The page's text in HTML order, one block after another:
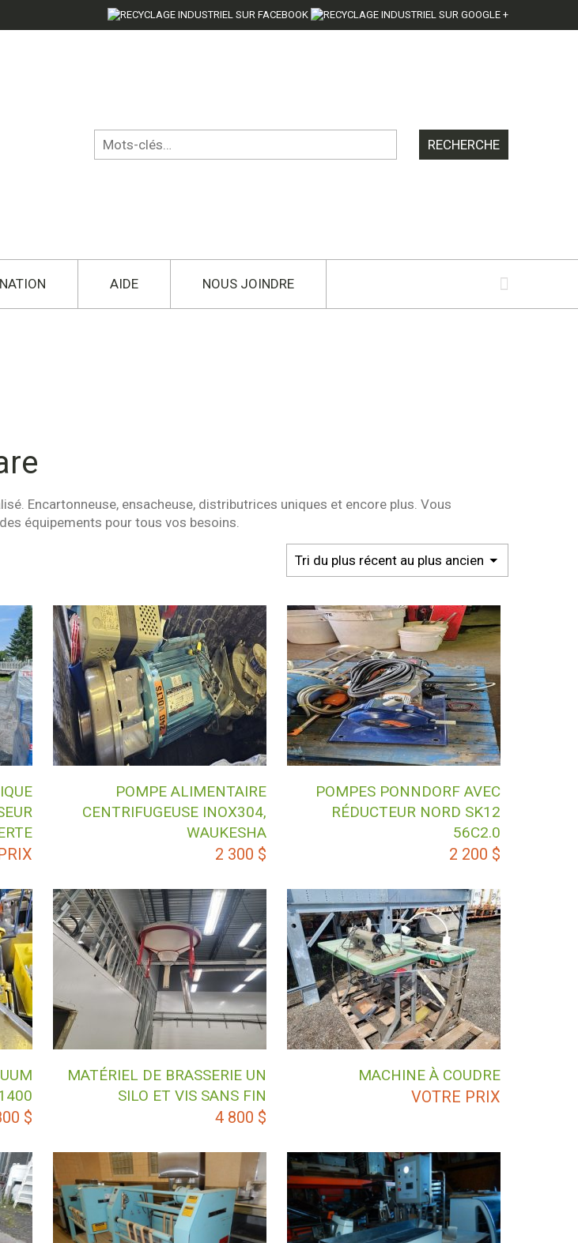
AIDE NOUS JOINDRE
Encartonneuse, ensacheuse, distributrices uniques et encore plus. Vous
équipements pour tous vos besoins.
POMPE ALIMENTAIRE
CENTRIFUGEUSE INOX304,
WAUKESHA
2 300 $
POMPES PONNDORF AVEC
RÉDUCTEUR NORD SK12
56C2.0
2 200 $
$
MATÉRIEL DE BRASSERIE UN
SILO ET VIS SANS FIN
4 800 $
MACHINE À COUDRE
VOTRE PRIX